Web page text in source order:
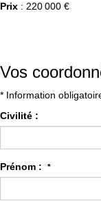
Prix : 220 000 €
Vos
* Information
Civilité :
Prénom : *